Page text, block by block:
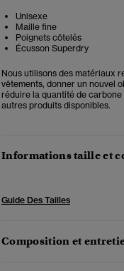
Unisexe
Maille fine
Poignets côtelés
Écusson Superdry
Nous utilisons des matériaux
vêtements, donner un nouvel
réduire la quantité de
autres produits disponibles.
Informations taille et
Guide Des Tailles
Composition et